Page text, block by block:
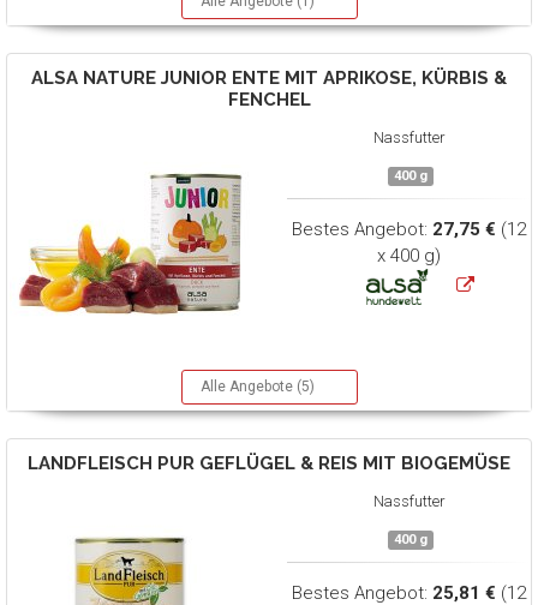
ALSA NATURE JUNIOR ENTE MIT APRIKOSE, KÜRBIS &
FENCHEL
Nassfutter
400 g
Bestes Angebot: 27,75 € (12
x 400 g)
Alle Angebote (5)
LANDFLEISCH PUR GEFLÜGEL & REIS MIT BIOGEMÜSE
Nassfutter
400 g
Bestes Angebot: 25,81 € (12